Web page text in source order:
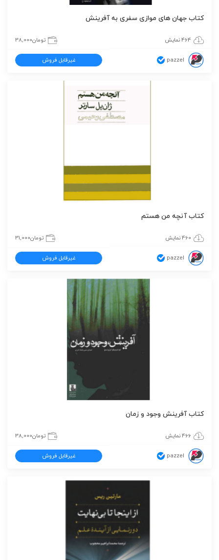
کتاب جهان های موازی سفری به آفرینش
464 نمایش تومان38,000
pazzel غیرقابل فروش
کتاب آنچه من هستم
460 نمایش تومان31,000
pazzel غیرقابل فروش
کتاب آفرینش وجود و زمان
466 نمایش تومان38,000
pazzel غیرقابل فروش